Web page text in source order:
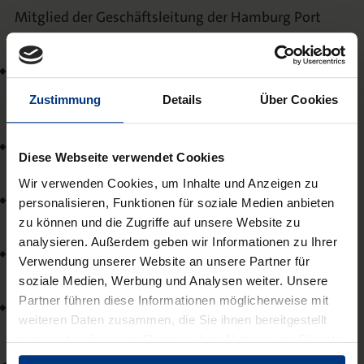
Zustimmung Details Über Cookies
Diese Webseite verwendet Cookies
Wir verwenden Cookies, um Inhalte und Anzeigen zu
personalisieren, Funktionen für soziale Medien anbieten
zu können und die Zugriffe auf unsere Website zu
analysieren. Außerdem geben wir Informationen zu Ihrer
Verwendung unserer Website an unsere Partner für
soziale Medien, Werbung und Analysen weiter. Unsere
Partner führen diese Informationen möglicherweise mit
weiteren Daten zusammen, die Sie ihnen bereitgestellt
haben oder die sie im Rahmen Ihrer Nutzung der Dienste
gesammelt haben.
Mitglied der Geschäftsleitung der Hamburg Port
Authority Anstalt des öffentlichen Rechts, Hamburg
Prof. Dr. Christina Schaefer
Helmut-Schmidt-Universität der Bundeswehr,
Präsident des Bundesrechnungshofes, Bonn
Prof. Dr. Reto Steiner
ZHAW School of Management and Law, Winterthur
Prof. Dr. Arthur Winter
Donau-Universität Krems
Christian Zahn